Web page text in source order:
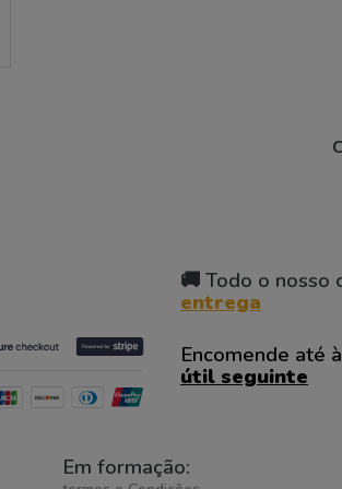
🚚 Todo o nosso
entrega
Encomende até
útil seguinte
Em formação: